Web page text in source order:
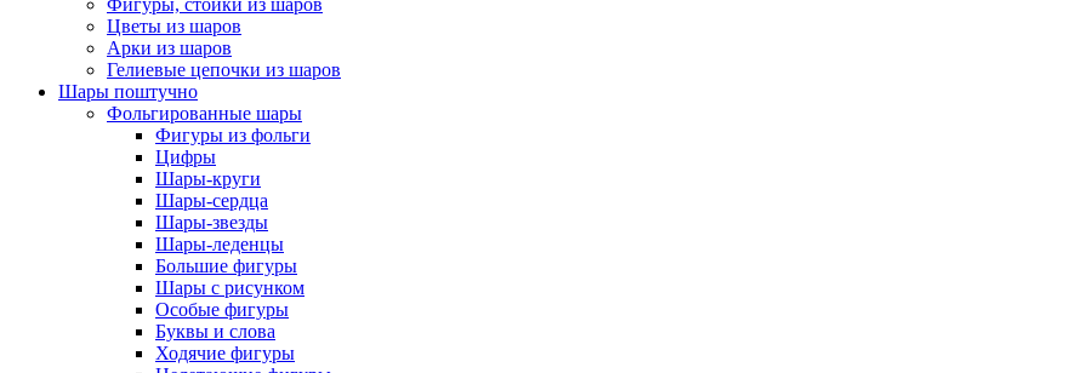
Фигуры, стойки из шаров
Цветы из шаров
Арки из шаров
Гелиевые цепочки из шаров
Шары поштучно
Фольгированные шары
Фигуры из фольги
Цифры
Шары-круги
Шары-сердца
Шары-звезды
Шары-леденцы
Большие фигуры
Шары с рисунком
Особые фигуры
Буквы и слова
Ходячие фигуры